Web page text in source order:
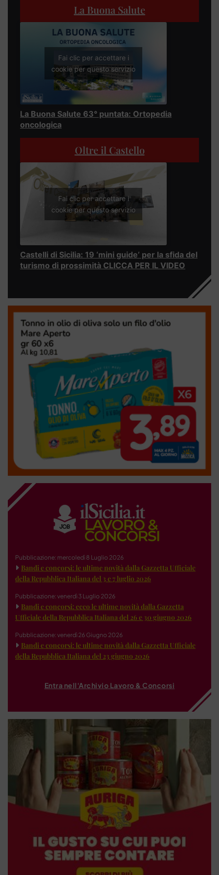
La Buona Salute
Fai clic per accettare i
cookie per questo servizio
La Buona Salute 63° puntata: Ortopedia
oncologica
Oltre il Castello
Fai clic per accettare i
cookie per questo servizio
Castelli di Sicilia: 19 ‘mini guide’ per la sfida del
turismo di prossimità CLICCA PER IL VIDEO
Pubblicazione: mercoledì 8 Luglio 2026
Bandi e concorsi: le ultime novità dalla Gazzetta Ufficiale
della Repubblica Italiana del 3 e 7 luglio 2026
Pubblicazione: venerdì 3 Luglio 2026
Bandi e concorsi: ecco le ultime novità dalla Gazzetta
Ufficiale della Repubblica Italiana del 26 e 30 giugno 2026
Pubblicazione: venerdì 26 Giugno 2026
Bandi e concorsi: le ultime novità dalla Gazzetta Ufficiale
della Repubblica Italiana del 23 giugno 2026
Entra nell'Archivio Lavoro & Concorsi